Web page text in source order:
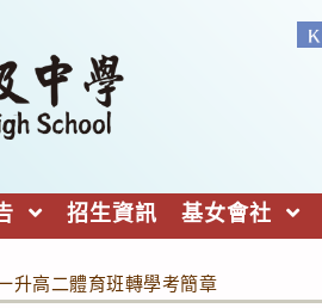
招生資訊 基女會社
升高二體育班轉學考簡章